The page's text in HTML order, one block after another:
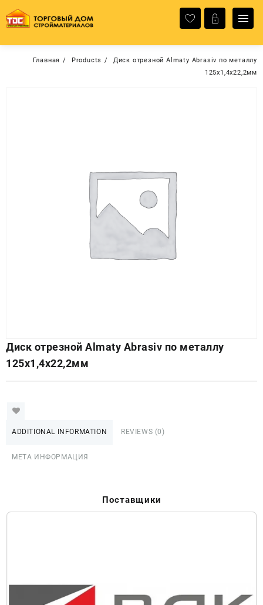
содержимому
Главная Products
Диск отрезной Almaty Abrasiv по металлу
125х1,4х22,2мм
Диск отрезной Almaty Abrasiv по металлу
125х1,4х22,2мм
ADDITIONAL INFORMATION REVIEWS (0)
МЕТА ИНФОРМАЦИЯ
Поставщики